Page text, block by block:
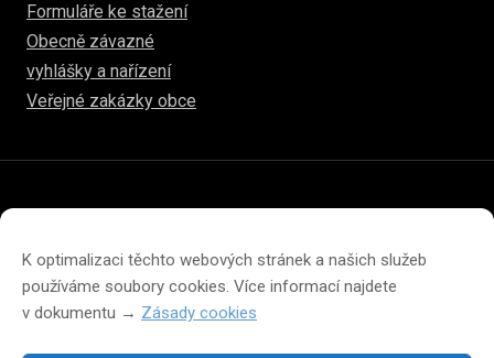
K optimalizaci těchto webových stránek a našich služeb
používáme soubory cookies. Více informací najdete
v dokumentu → Zásady cookies
Formuláře ke stažení
Obecně závazné
vyhlášky a nařízení
Veřejné zakázky obce
Prohlášení o přístupnosti
Prohlášení o ochraně soukromí
Zásady cookies (EU)